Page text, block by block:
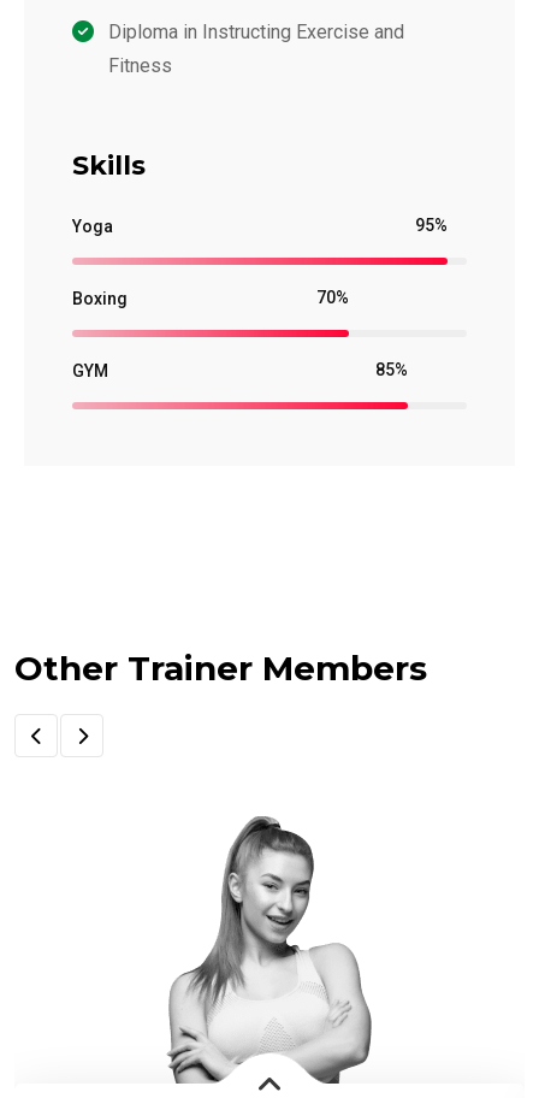
Diploma in Instructing Exercise and
Fitness
Skills
Yoga 95%
Boxing 70%
GYM 85%
Other Trainer Members